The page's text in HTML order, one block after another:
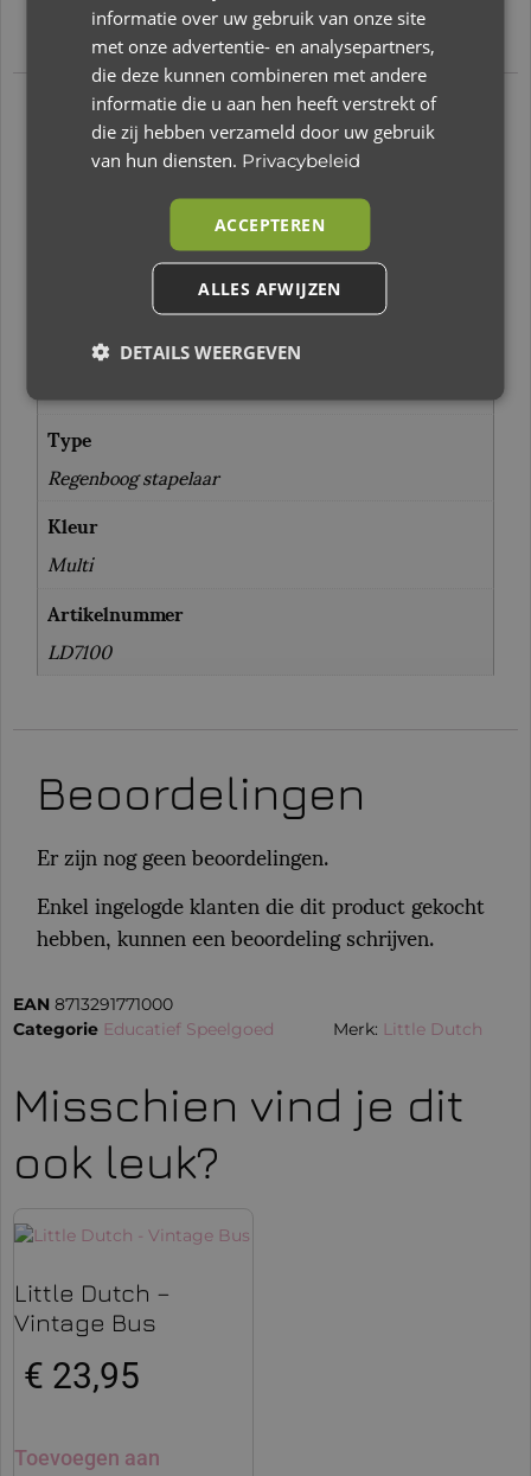
staan van de veelzijdigheid van dit speelgoed.
Aanvullende
informatie
Merk
Little Dutch
Type
Regenboog stapelaar
Kleur
Multi
Artikelnummer
LD7100
Beoordelingen
Er zijn nog geen beoordelingen.
Enkel ingelogde klanten die dit product gekocht
hebben, kunnen een beoordeling schrijven.
EAN 8713291771000
Categorie Educatief Speelgoed Merk: Little Dutch
Misschien vind je dit
ook leuk?
Little Dutch –
Vintage Bus
€ 23,95
Toevoegen aan
informatie over uw gebruik van onze site
met onze advertentie- en analysepartners,
die deze kunnen combineren met andere
informatie die u aan hen heeft verstrekt of
die zij hebben verzameld door uw gebruik
van hun diensten. Privacybeleid
ACCEPTEREN
ALLES AFWIJZEN
DETAILS WEERGEVEN